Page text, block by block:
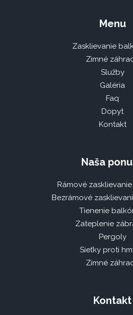
Menu
Zasklievanie
Zimné
Služby
Galéria
Faq
Dopyt
Kontakt
Naša
Rámové
Bezrámové
Tienenie
Zateplenie
Pergoly
Sieťky proti
Zimné
Kontakt